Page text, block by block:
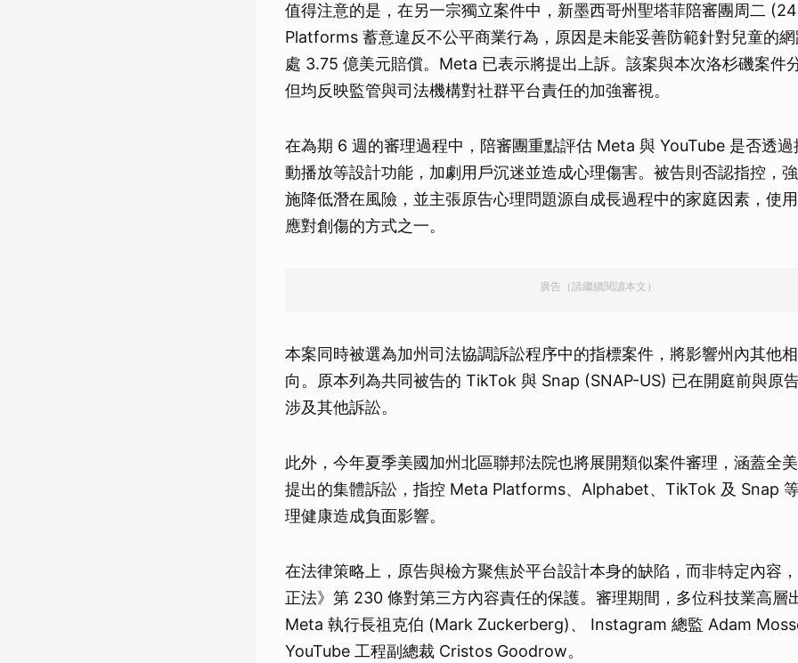
值得注意的是，在另一宗獨立案件中，新墨西哥州聖塔菲陪審團周二
Platforms 蓄意違反不公平商業行為，原因是未能妥善防範針對兒童的網
處 3.75 億美元賠償。Meta 已表示將提出上訴。該案與本次洛杉磯案件
但均反映監管與司法機構對社群平台責任的加強審視。
在為期 6 週的審理過程中，陪審團重點評估 Meta 與 YouTube 是否透過
動播放等設計功能，加劇用戶沉迷並造成心理傷害。被告則否認指控，
施降低潛在風險，並主張原告心理問題源自成長過程中的家庭因素，使
應對創傷的方式之一。
廣告（請繼續閱讀本文）
本案同時被選為加州司法協調訴訟程序中的指標案件，將影響州內其他
向。原本列為共同被告的 TikTok 與 Snap (SNAP-US) 已在開庭前與原
涉及其他訴訟。
此外，今年夏季美國加州北區聯邦法院也將展開類似案件審理，涵蓋全
提出的集體訴訟，指控 Meta Platforms、Alphabet、TikTok 及 Snap
理健康造成負面影響。
在法律策略上，原告與檢方聚焦於平台設計本身的缺陷，而非特定內容
正法》第 230 條對第三方內容責任的保護。審理期間，多位科技業高層
Meta 執行長祖克伯 (Mark Zuckerberg)、 Instagram 總監 Adam
YouTube 工程副總裁 Cristos Goodrow。